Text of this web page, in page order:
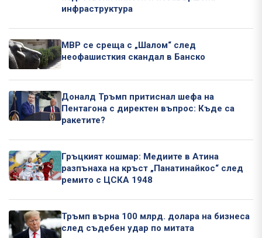
инфраструктура
МВР се среща с „Шалом“ след
неофашисткия скандал в Банско
Доналд Тръмп притиснал шефа на
Пентагона с директен въпрос: Къде са
ракетите?
Гръцкият кошмар: Медиите в Атина
разпънаха на кръст „Панатинайкос“ след
ремито с ЦСКА 1948
Тръмп върна 100 млрд. долара на бизнеса
след съдебен удар по митата